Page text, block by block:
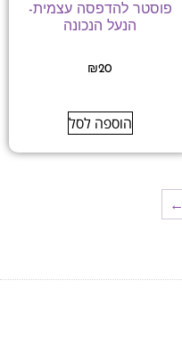
פוסטר להדפסה עצמית-
הנעל הנכונה
₪20
הוספה לסל
←